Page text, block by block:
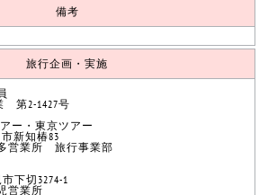
備考
旅行企画・実施
第2-1427号
ー・東京ツアー
新知椿83
営業所 旅行事業部
市下切3274-1
営業所